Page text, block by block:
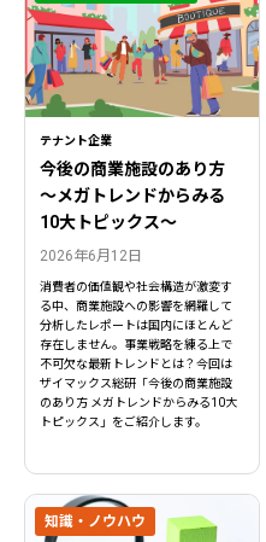
テナント企業
今後の商業施設のあり方
〜メガトレンドからみる
10大トピックス〜
2026年6月12日
消費者の価値観や社会構造が激変す
る中、商業施設への影響を網羅して
分析したレポートは国内にほとんど
存在しません。事業戦略を練る上で
不可欠な最新トレンドとは？今回は
ザイマックス総研「今後の商業施設
のあり方 メガトレンドからみる10大
トピックス」をご紹介します。
知識・ノウハウ